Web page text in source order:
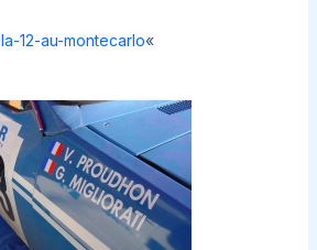
la-12-au-montecarlo«